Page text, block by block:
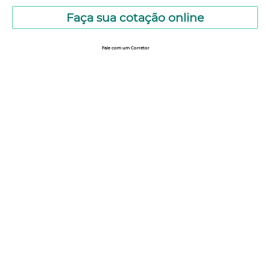
Fale com um Corretor
Faça sua cotação online